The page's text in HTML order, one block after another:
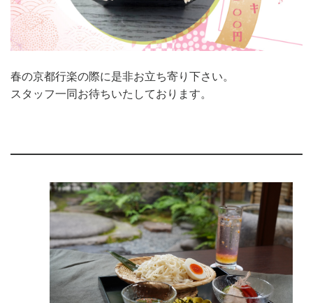
春の京都行楽の際に是非お立ち寄り下さい。
スタッフ一同お待ちいたしております。